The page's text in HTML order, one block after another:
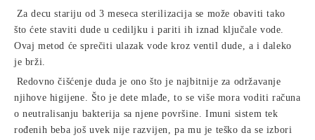
Za decu stariju od 3 meseca sterilizacija se može obaviti tako
što ćete staviti dude u cediljku i pariti ih iznad ključale vode.
Ovaj metod će sprečiti ulazak vode kroz ventil dude, a i daleko
je brži.
čišćenje duda je ono što je najbitnije za održavanje
njihove higijene. Što je dete mlađe, to se više mora voditi računa
o neutralisanju bakterija sa njene površine. Imuni sistem tek
rođenih beba još uvek nije razvijen, pa mu je teško da se izbori